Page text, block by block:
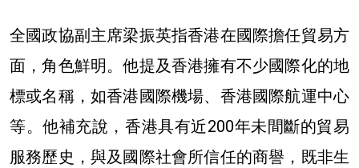
全國政協副主席梁振英指香港在國際擔任貿易方
面，角色鮮明。他提及香港擁有不少國際化的地
標或名稱，如香港國際機場、香港國際航運中心
等。他補充說，香港具有近200年未間斷的貿易
服務歷史，與及國際社會所信任的商譽，既非生